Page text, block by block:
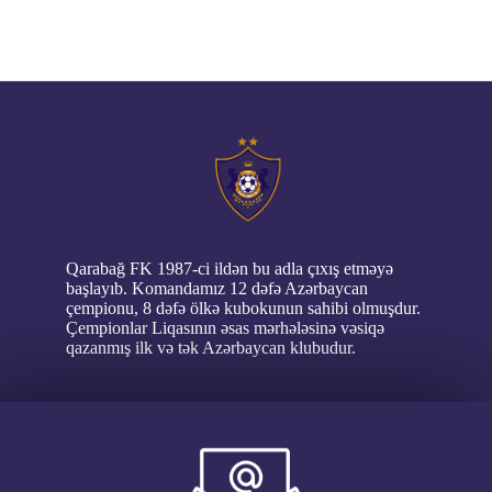
Qarabağ FK 1987-ci ildən bu adla çıxış etməyə
başlayıb. Komandamız 12 dəfə Azərbaycan
çempionu, 8 dəfə ölkə kubokunun sahibi olmuşdur.
Çempionlar Liqasının əsas mərhələsinə vəsiqə
qazanmış ilk və tək Azərbaycan klubudur.